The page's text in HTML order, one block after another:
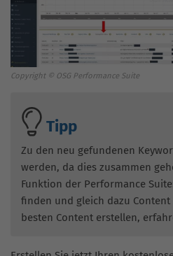
Copyright © OSG Performance Suite
Tipp
Zu den neu gefundenen
werden, da dies zusammen
Funktion der Performance
finden und gleich dazu Content
besten Content erstellen,